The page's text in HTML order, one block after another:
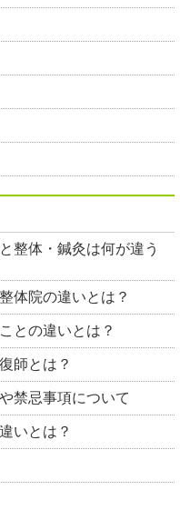
整体・鍼灸は何が違う
体院の違いとは？
との違いとは？
師とは？
禁忌事項について
いとは？